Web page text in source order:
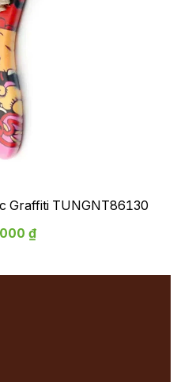
Graffiti TUNGNT86130
₫